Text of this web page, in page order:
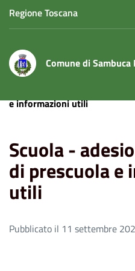
Regione Toscana
Comune di
e informazioni utili
Scuola -
di prescuola e
utili
Pubblicato il 11 settembre